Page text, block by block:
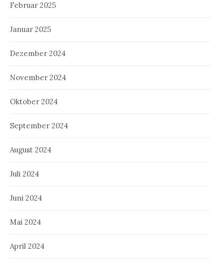
Februar 2025
Januar 2025
Dezember 2024
November 2024
Oktober 2024
September 2024
August 2024
Juli 2024
Juni 2024
Mai 2024
April 2024